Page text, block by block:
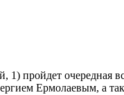
пройдет очередная
Ермолаевым, а